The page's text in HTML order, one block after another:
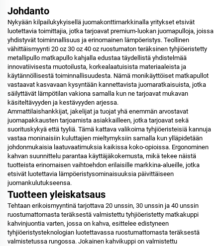
Johdanto
Nykyään kilpailukykyisellä juomakonttimarkkinalla yritykset etsivät
luotettavia toimittajia, jotka tarjoavat premium-luokan juomapulloja, joissa
yhdistyvät toiminnallisuus ja erinomainen lämpöeristys. Teollinen
vähittäismyynti 20 oz 30 oz 40 oz ruostumaton teräksinen tyhjiöeristetty
metallipullo matkapullo kahjalla edustaa täydellistä yhdistelmää
innovatiivisesta muotoilusta, korkealaatuisista materiaaleista ja
käytännöllisestä toiminnallisuudesta. Nämä monikäyttöiset matkapullot
vastaavat kasvavaan kysyntään kannettavista juomaratkaisuista, jotka
säilyttävät lämpötilan vakiona samalla kun ne tarjoavat mukavan
käsiteltävyyden ja kestävyyden arjessa.
Ammattilaishankkijat, jakelijat ja tuojat yhä enemmän arvostavat
juomapakkausten tarjoamista asiakkailleen, jotka tarjoavat sekä
suorituskykyä että tyyliä. Tämä kattava valikoima tyhjiöeristeisiä kannuja
vastaa moninaisiin kuluttajien mieltymyksiin samalla kun ylläpidetään
johdonmukaisia laatuvaatimuksia kaikissa koko-opioissa. Ergonominen
kahvan suunnittelu parantaa käyttäjäkokemusta, mikä tekee näistä
tuotteista erinomaisen vaihtoehdon erilaisille markkina-alueille, jotka
etsivät luotettavia lämpöeristysominaisuuksia päivittäiseen
juomankulutukseensa.
Tuotteen yleiskatsaus
Tehtaan erikoismyyntinä tarjottava 20 unssin, 30 unssin ja 40 unssin
ruostumattomasta teräksestä valmistettu tyhjiöeristetty matkakuppi
kahvinjuontia varten, jossa on kahva, esittelee edistyneen
tyhjiöeristysteknologian luotettavassa ruostumattomasta teräksestä
valmistetussa rungossa. Jokainen kahvikuppi on valmistettu